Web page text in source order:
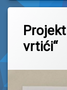
vrtići“